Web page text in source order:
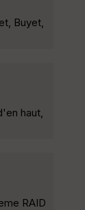
Buyet,
haut,
RAID